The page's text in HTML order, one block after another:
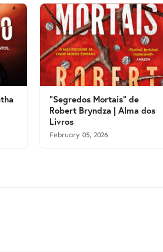
"Segredos Mortais" de
Robert Bryndza | Alma dos
Livros
February 05, 2026